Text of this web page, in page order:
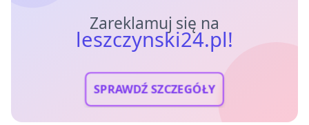
Zareklamuj się na
leszczynski24.pl!
SPRAWDŹ SZCZEGÓŁY